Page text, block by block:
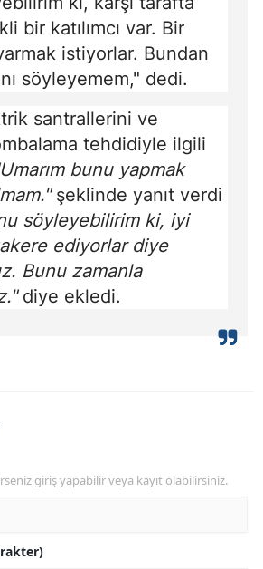
bir katılımcı var. Bir
istiyorlar. Bundan
söyleyemem," dedi.
santrallerini ve
tehdidiyle ilgili
bunu yapmak
şeklinde yanıt verdi
söyleyebilirim ki, iyi
ediyorlar diye
Bunu zamanla
diye ekledi.
giriş yapabilir veya kayıt olabilirsiniz.